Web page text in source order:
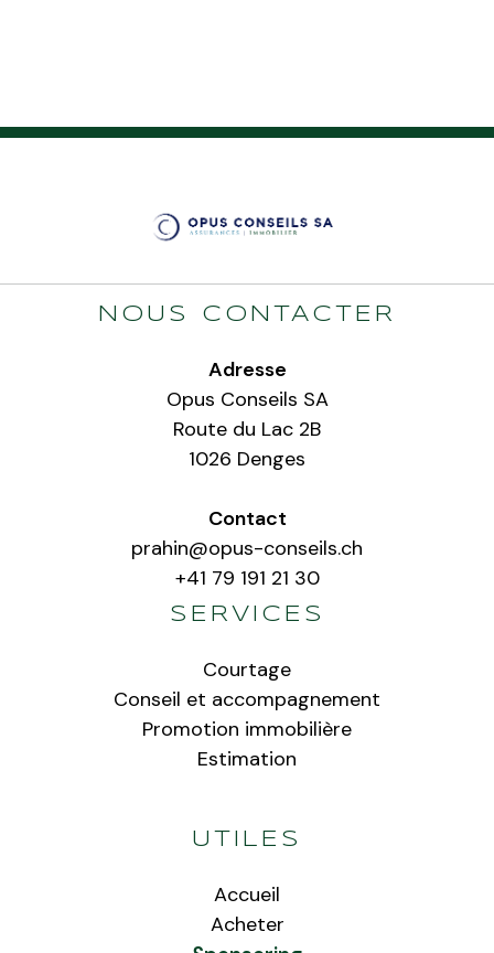
NOUS CONTACTER
Adresse
Opus Conseils SA
Route du Lac 2B
1026 Denges
Contact
prahin@opus-conseils.ch
+41 79 191 21 30
SERVICES
Courtage
Conseil et accompagnement
Promotion immobilière
Estimation
UTILES
Accueil
Acheter